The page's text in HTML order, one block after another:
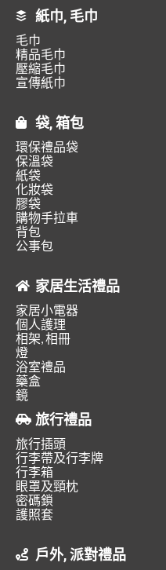
紙巾, 毛巾
毛巾
精品毛巾
壓縮毛巾
宣傳紙巾
袋, 箱包
環保禮品袋
保溫袋
紙袋
化妝袋
膠袋
購物手拉車
背包
公事包
家居生活禮品
家居小電器
個人護理
相架, 相冊
燈
浴室禮品
藥盒
鏡
旅行禮品
旅行插頭
行李帶及行李牌
行李箱
眼罩及頸枕
密碼鎖
護照套
戶外, 派對禮品